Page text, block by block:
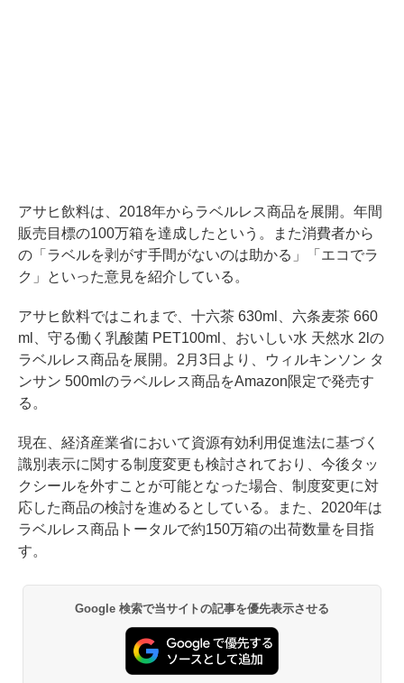
アサヒ飲料は、2018年からラベルレス商品を展開。年間
販売目標の100万箱を達成したという。また消費者から
の「ラベルを剥がす手間がないのは助かる」「エコでラ
ク」といった意見を紹介している。
アサヒ飲料ではこれまで、十六茶 630ml、六条麦茶 660
ml、守る働く乳酸菌 PET100ml、おいしい水 天然水 2lの
ラベルレス商品を展開。2月3日より、ウィルキンソン タ
ンサン 500mlのラベルレス商品をAmazon限定で発売す
る。
現在、経済産業省において資源有効利用促進法に基づく
識別表示に関する制度変更も検討されており、今後タッ
クシールを外すことが可能となった場合、制度変更に対
応した商品の検討を進めるとしている。また、2020年は
ラベルレス商品トータルで約150万箱の出荷数量を目指
す。
Google 検索で当サイトの記事を優先表示させる